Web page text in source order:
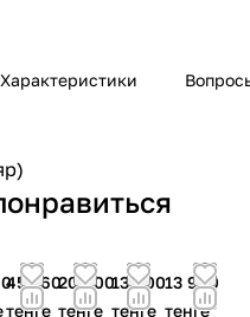
Характеристики
45 360
тенге
20 900
тенге
13 900
тенге
13 900
тенге